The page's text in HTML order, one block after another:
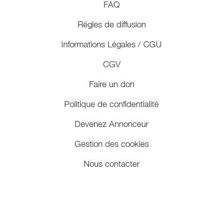
FAQ
Règles de diffusion
Informations Légales / CGU
CGV
Faire un don
Politique de confidentialité
Devenez Annonceur
Gestion des cookies
Nous contacter